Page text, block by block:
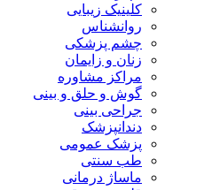
کلینیک زیبایی
روانشناس
چشم پزشکی
زنان و زایمان
مراکز مشاوره
گوش و حلق و بینی
جراحی بینی
دندانپزشک
پزشک عمومی
طب سنتی
ماساژ درمانی